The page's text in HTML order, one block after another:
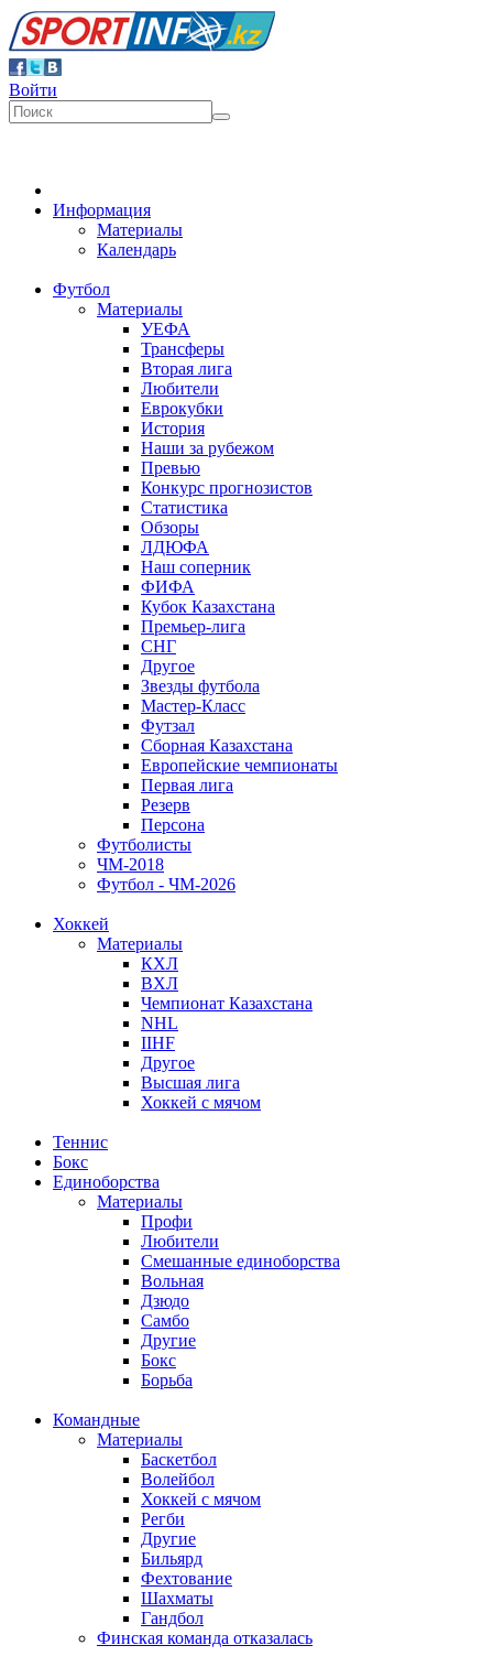
Войти
Информация
Материалы
Календарь
Футбол
Материалы
УЕФА
Трансферы
Вторая лига
Любители
Еврокубки
История
Наши за рубежом
Превью
Конкурс прогнозистов
Статистика
Обзоры
ЛДЮФА
Наш соперник
ФИФА
Кубок Казахстана
Премьер-лига
СНГ
Другое
Звезды футбола
Мастер-Класс
Футзал
Сборная Казахстана
Европейские чемпионаты
Первая лига
Резерв
Персона
Футболисты
ЧМ-2018
Футбол - ЧМ-2026
Хоккей
Материалы
КХЛ
ВХЛ
Чемпионат Казахстана
NHL
IIHF
Другое
Высшая лига
Хоккей с мячом
Теннис
Бокс
Единоборства
Материалы
Профи
Любители
Смешанные единоборства
Вольная
Дзюдо
Самбо
Другие
Бокс
Борьба
Командные
Материалы
Баскетбол
Волейбол
Хоккей с мячом
Регби
Другие
Бильярд
Фехтование
Шахматы
Гандбол
Финская команда отказалась